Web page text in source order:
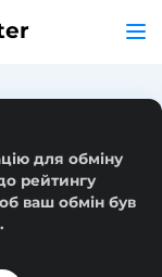
для обміну
рейтингу
ваш обмін був